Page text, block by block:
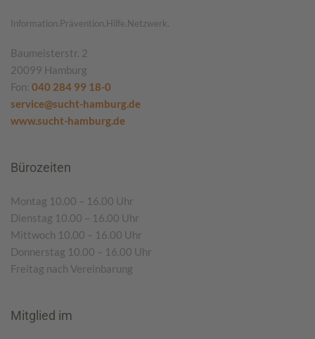
Information.Prävention.Hilfe.Netzwerk.
Baumeisterstr. 2
20099 Hamburg
Fon: 040 284 99 18-0
service@sucht-hamburg.de
www.sucht-hamburg.de
Bürozeiten
Montag 10.00 – 16.00 Uhr
Dienstag 10.00 – 16.00 Uhr
Mittwoch 10.00 – 16.00 Uhr
Donnerstag 10.00 – 16.00 Uhr
Freitag nach Vereinbarung
Mitglied im